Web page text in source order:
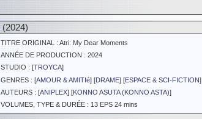
(2024)
TITRE ORIGINAL : Atri: My Dear Moments
ANNÉE DE PRODUCTION : 2024
STUDIO : [TROYCA]
GENRES : [AMOUR & AMITIé] [DRAME] [ESPACE & SCI-FICTION]
AUTEURS : [ANIPLEX] [KONNO ASUTA (KONNO ASTA)]
VOLUMES, TYPE & DURÉE : 13 EPS 24 mins